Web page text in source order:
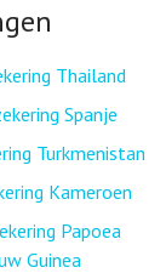
Thailand
Spanje
Turkmenistan
Kameroen
Papoea
Guinea